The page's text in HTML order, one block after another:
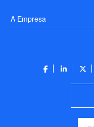
A Empresa